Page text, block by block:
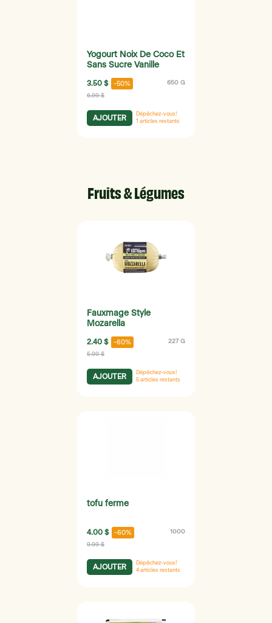
Yogourt Noix De Coco Et
Sans Sucre Vanille
3.50 $ -50% 650 G
6.99 $
AJOUTER
Dépêchez-vous!
1 articles restants
Fruits & Légumes
Fauxmage Style
Mozarella
2.40 $ -60% 227 G
5.99 $
AJOUTER
Dépêchez-vous!
5 articles restants
tofu ferme
4.00 $ -60% 1000
9.99 $
AJOUTER
Dépêchez-vous!
4 articles restants